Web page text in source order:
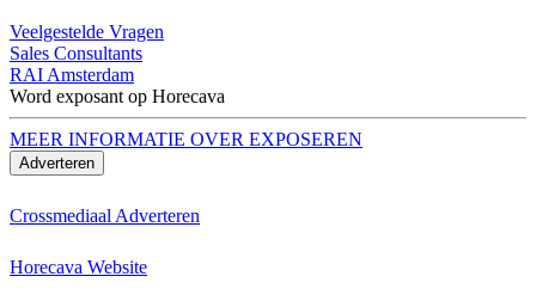
Veelgestelde Vragen
Sales Consultants
RAI Amsterdam
Word exposant op Horecava
MEER INFORMATIE OVER EXPOSEREN
Adverteren
Crossmediaal Adverteren
Horecava Website